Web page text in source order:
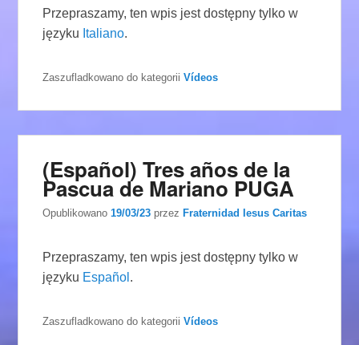
Przepraszamy, ten wpis jest dostępny tylko w
języku Italiano.
Zaszufladkowano do kategorii Vídeos
(Español) Tres años de la
Pascua de Mariano PUGA
Opublikowano19/03/23 przez Fraternidad Iesus Caritas
Przepraszamy, ten wpis jest dostępny tylko w
języku Español .
Zaszufladkowano do kategorii Vídeos